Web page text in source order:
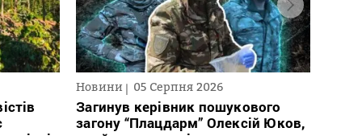
Новини 05 Серпня 2026
Загинув керівник пошукового
загону “Плацдарм” Олексій Юков,